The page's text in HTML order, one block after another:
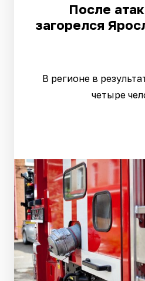
После
загорелся
В регионе в
четыре